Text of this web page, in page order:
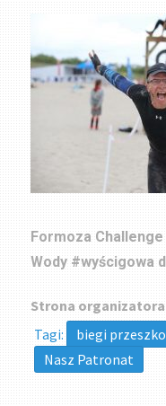
Formoza
Wody #wyścigowa
Strona organizatora
Tagi:
biegi
Nasz Patronat